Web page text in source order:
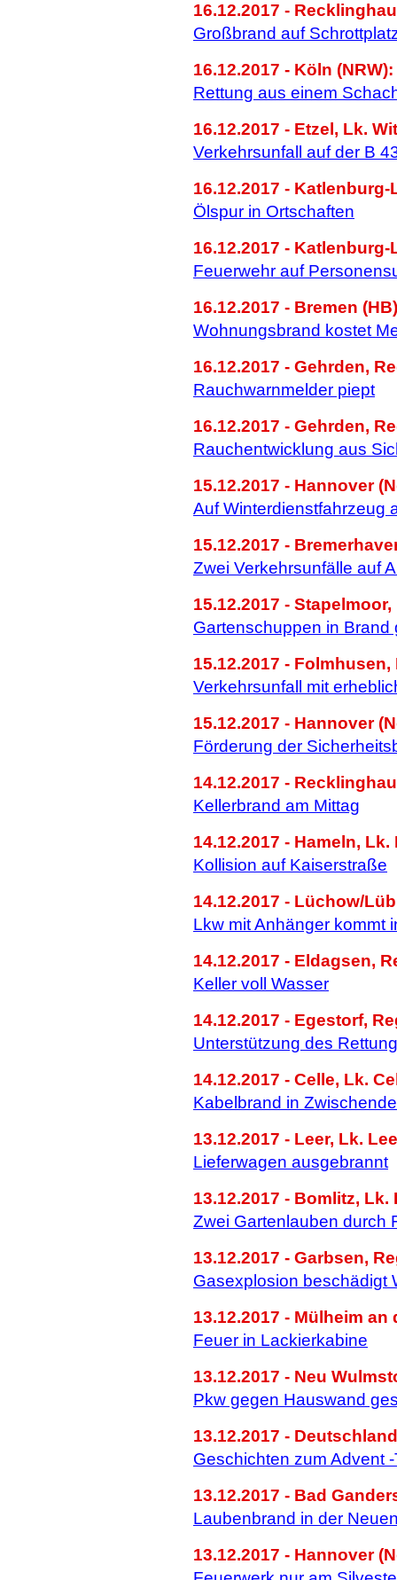
16.12.2017 -
Großbrand auf
16.12.2017 - Köln (NRW):
Rettung aus einem
16.12.2017 - Etzel, Lk.
Verkehrsunfall auf der B
16.12.2017 -
Ölspur in Ortschaften
16.12.2017 -
Feuerwehr auf
16.12.2017 - Bremen
Wohnungsbrand kostet
16.12.2017 - Gehrden,
Rauchwarnmelder piept
16.12.2017 - Gehrden,
Rauchentwicklung aus
15.12.2017 - Hannover
Auf Winterdienstfahrzeug
15.12.2017 -
Zwei Verkehrsunfälle auf
15.12.2017 -
Gartenschuppen in Brand
15.12.2017 -
Verkehrsunfall mit
15.12.2017 - Hannover
Förderung der
14.12.2017 -
Kellerbrand am Mittag
14.12.2017 - Hameln,
Kollision auf Kaiserstraße
14.12.2017 - Lüchow/
Lkw mit Anhänger kommt
14.12.2017 - Eldagsen,
Keller voll Wasser
14.12.2017 - Egestorf,
Unterstützung des
14.12.2017 - Celle, Lk.
Kabelbrand in
13.12.2017 - Leer, Lk.
Lieferwagen ausgebrannt
13.12.2017 - Bomlitz,
Zwei Gartenlauben durch
13.12.2017 - Garbsen,
Gasexplosion beschädigt
13.12.2017 - Mülheim an
Feuer in Lackierkabine
13.12.2017 - Neu
Pkw gegen Hauswand
13.12.2017 -
Geschichten zum Advent -
13.12.2017 - Bad
Laubenbrand in der
13.12.2017 - Hannover